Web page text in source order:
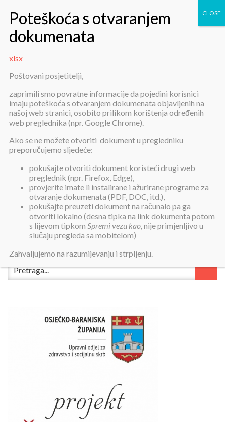
xlsx
Objavljeno:16. lipnja 2024.
xlsx
Poštovani posjetitelji,
zaprimili smo povratne informacije da pojedini korisnici
imaju poteškoća s otvaranjem dokumenata objavljenih na
našoj web stranici, osobito prilikom korištenja određenih
web preglednika (npr. Google Chrome).
Ako se ne možete otvoriti dokument u pregledniku
preporučujemo sljedeće:
pokušajte otvoriti dokument koristeći drugi web
preglednik (npr. Firefox, Edge),
provjerite imate li instalirane i ažurirane programe za
otvaranje dokumenata (PDF, DOC, itd.),
pokušajte preuzeti dokument na računalo pa ga
otvoriti lokalno (desna tipka na link dokumenta potom
s lijevom tipkom Spremi vezu kao, nije primjenljivo u
slučaju pregleda sa mobitelom)
Zahvaljujemo na razumijevanju i strpljenju.